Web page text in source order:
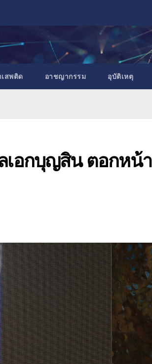
เสพติด อาชญากรรม อุบัติเหตุ
เอกบุญสิน ตอกหน้า